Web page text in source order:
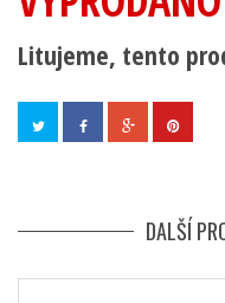
Litujeme, tento
DALŠÍ